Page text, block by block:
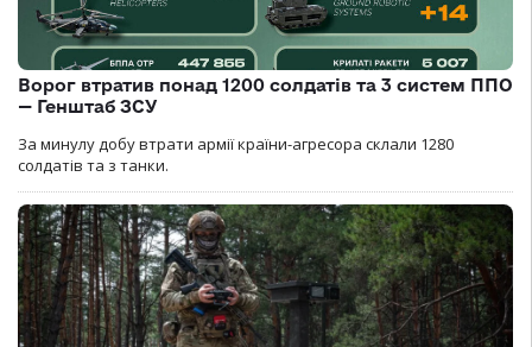
Ворог втратив понад 1200 солдатів та 3 систем ППО
— Генштаб ЗСУ
За минулу добу втрати армії країни-агресора склали 1280
солдатів та з танки.